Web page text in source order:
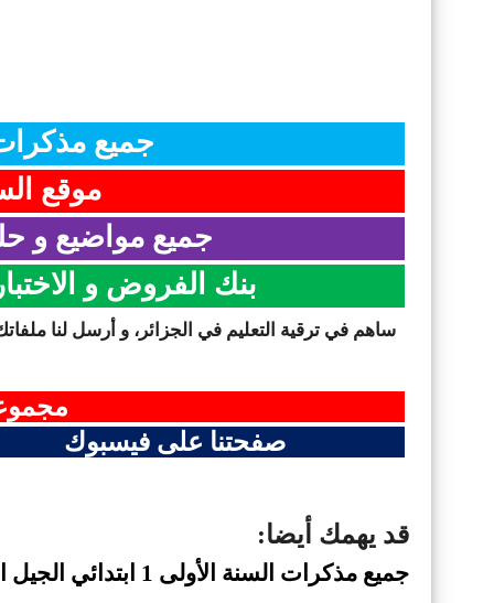
جميع
موقع
جميع مواضيع و
بنك الفروض و
ساهم في ترقية التعليم في الجزائر، و أرسل لنا
صفحتنا على فيسبوك
قد يهمك أيضا:
جميع مذكرات السنة الأولى 1 ابتدائي الجيل